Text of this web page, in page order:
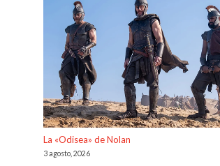
La «Odisea» de Nolan
3 agosto, 2026